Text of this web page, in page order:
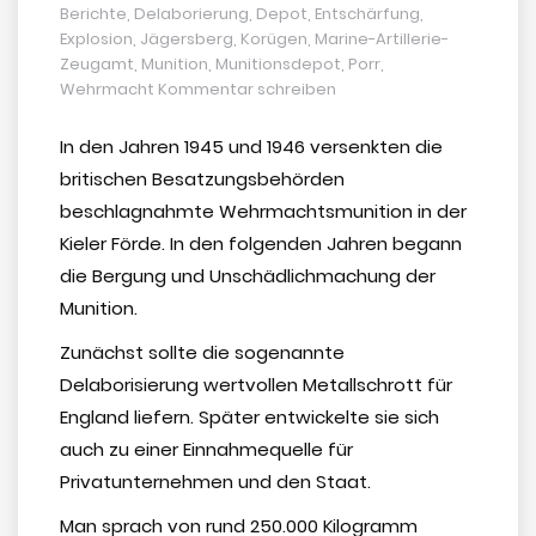
Berichte, Delaborierung, Depot, Entschärfung,
Explosion, Jägersberg, Korügen, Marine-Artillerie-
Zeugamt, Munition, Munitionsdepot, Porr,
Wehrmacht Kommentar schreiben
In den Jahren 1945 und 1946 versenkten die
britischen Besatzungsbehörden
beschlagnahmte Wehrmachtsmunition in der
Kieler Förde. In den folgenden Jahren begann
die Bergung und Unschädlichmachung der
Munition.
Zunächst sollte die sogenannte
Delaborisierung wertvollen Metallschrott für
England liefern. Später entwickelte sie sich
auch zu einer Einnahmequelle für
Privatunternehmen und den Staat.
Man sprach von rund 250.000 Kilogramm